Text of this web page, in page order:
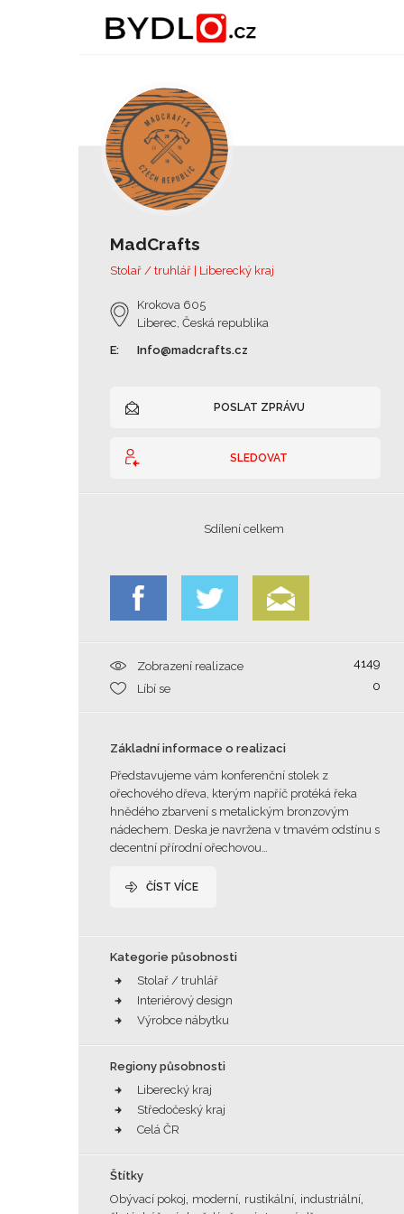
MadCrafts
Stolař / truhlář | Liberecký kraj
Krokova 605
Liberec, Česká republika
E:
Info@madcrafts.cz
POSLAT ZPRÁVU
SLEDOVAT
Sdílení celkem
Zobrazení realizace
4149
Líbí se
0
Základní informace o realizaci
Představujeme vám konferenční stolek z
ořechového dřeva, kterým napříč protéká řeka
hnědého zbarvení s metalickým bronzovým
nádechem. Deska je navržena v tmavém odstínu s
decentní přírodní ořechovou…
ČÍST VÍCE
Kategorie působnosti
Stolař / truhlář
Interiérový design
Výrobce nábytku
Regiony působnosti
Liberecký kraj
Středočeský kraj
Celá ČR
Štítky
Obývací pokoj moderní rustikální industriální